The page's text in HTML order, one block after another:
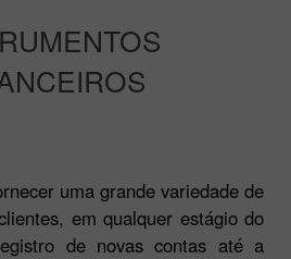
uma grande variedade de
em qualquer estágio do
de novas contas até a